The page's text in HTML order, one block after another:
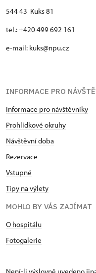
544 43 Kuks 81
tel.: +420 499 692 161
e-mail: kuks@npu.cz
INFORMACE PRO
Informace pro návštěvníky
Prohlídkové okruhy
Návštěvní doba
Rezervace
Vstupné
Tipy na výlety
MOHLO BY VÁS ZAJÍMAT
O hospitálu
Fotogalerie